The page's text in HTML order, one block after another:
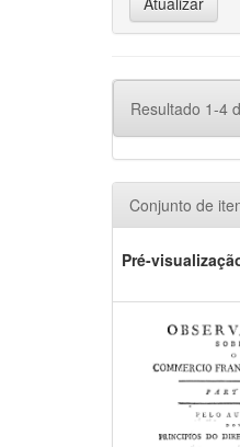
Resultado 1-4
Conjunto de
Pré-